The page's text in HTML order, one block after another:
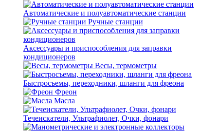
Автоматические и полуавтоматические станции
Ручные станции
Аксессуары и приспособления для заправки
кондиционеров
Весы, термометры
Быстросъемы, переходники, шланги для фреона
Фреон
Масла
Течеискатели, Ультрафиолет, Очки, фонари